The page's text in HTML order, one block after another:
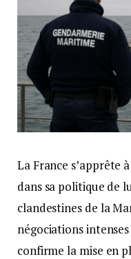
La France
dans sa politique de
clandestines de la
négociations
confirme la mise en